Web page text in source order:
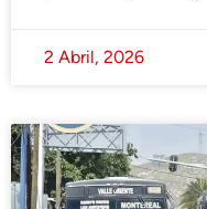
2 Abril, 2026